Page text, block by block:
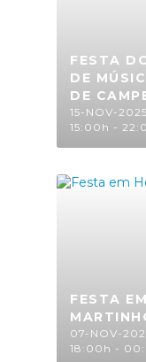
FESTA
DE
DE
15-NOV-2025
15:00h -
FESTA
07-NOV-
18:00h -